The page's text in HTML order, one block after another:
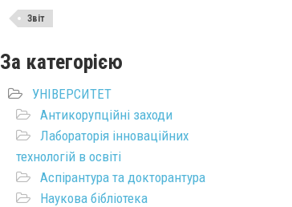
Звіт
За категорією
УНІВЕРСИТЕТ
Антикорупційні заходи
Лабораторія інноваційних
технологій в освіті
Аспірантура та докторантура
Наукова бібліотека